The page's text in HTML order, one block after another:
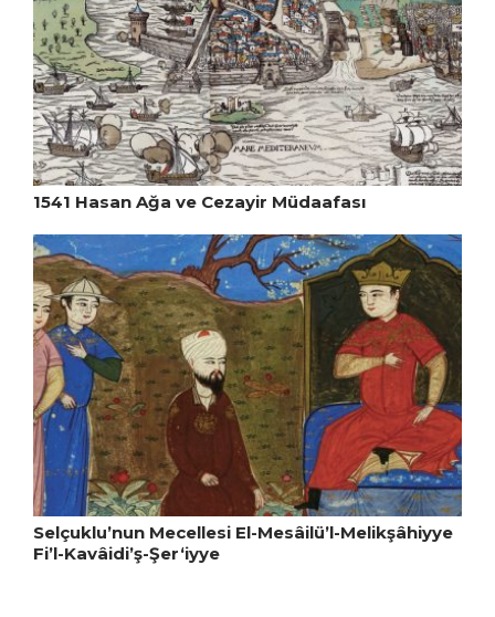
1541 Hasan Ağa ve Cezayir Müdaafası
Selçuklu’nun Mecellesi El-Mesâilü’l-Melikşâhiyye
Fi’l-Kavâidi’ş-Şer‘iyye